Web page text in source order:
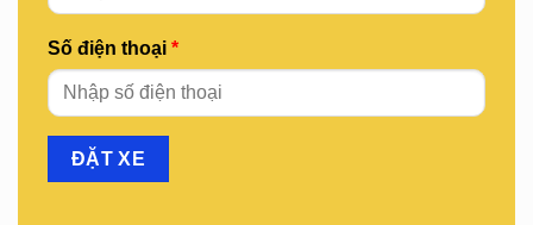
Số điện thoại *